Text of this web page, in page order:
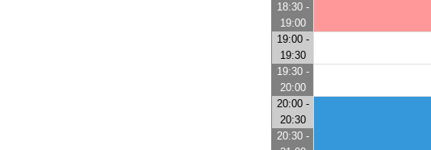
18:30 -
19:00
19:00 -
19:30
19:30 -
20:00
20:00 -
20:30
20:30 -